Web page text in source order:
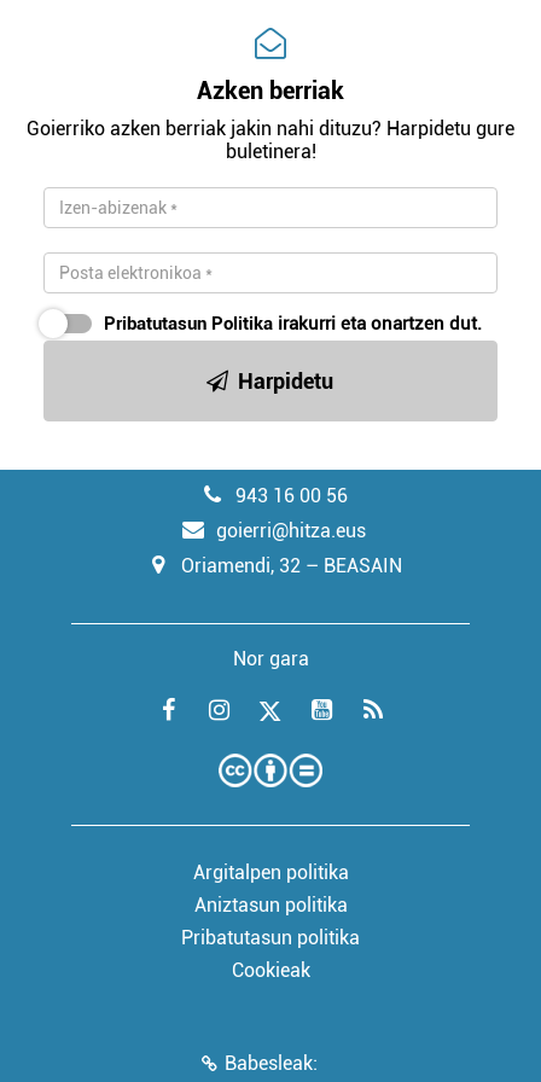
Azken berriak
Goierriko azken berriak jakin nahi dituzu? Harpidetu gure
buletinera!
Pribatutasun Politika irakurri eta onartzen dut.
Harpidetu
943 16 00 56
goierri@hitza.eus
Oriamendi, 32 – BEASAIN
Nor gara
Argitalpen politika
Aniztasun politika
Pribatutasun politika
Cookieak
Babesleak: